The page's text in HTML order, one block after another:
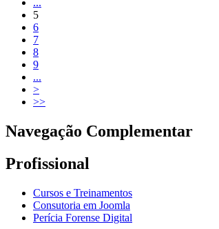
...
5
6
7
8
9
...
>
>>
Navegação Complementar
Profissional
Cursos e Treinamentos
Consutoria em Joomla
Perícia Forense Digital